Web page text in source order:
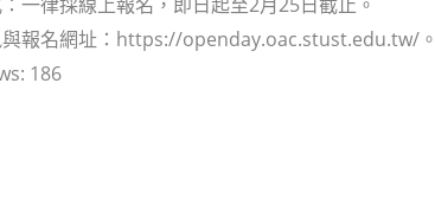
與報名網址：https://openday.oac.stust.edu.tw/。
186